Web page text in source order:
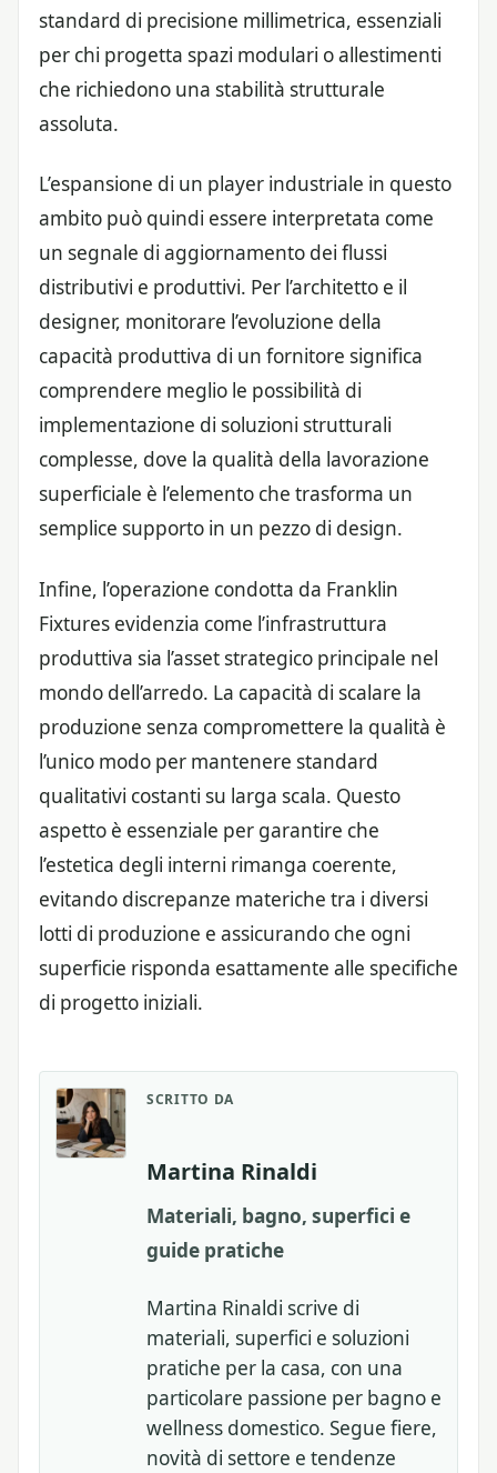
standard di precisione millimetrica, essenziali
per chi progetta spazi modulari o allestimenti
che richiedono una stabilità strutturale
assoluta.
L’espansione di un player industriale in questo
ambito può quindi essere interpretata come
un segnale di aggiornamento dei flussi
distributivi e produttivi. Per l’architetto e il
designer, monitorare l’evoluzione della
capacità produttiva di un fornitore significa
comprendere meglio le possibilità di
implementazione di soluzioni strutturali
complesse, dove la qualità della lavorazione
superficiale è l’elemento che trasforma un
semplice supporto in un pezzo di design.
Infine, l’operazione condotta da Franklin
Fixtures evidenzia come l’infrastruttura
produttiva sia l’asset strategico principale nel
mondo dell’arredo. La capacità di scalare la
produzione senza compromettere la qualità è
l’unico modo per mantenere standard
qualitativi costanti su larga scala. Questo
aspetto è essenziale per garantire che
l’estetica degli interni rimanga coerente,
evitando discrepanze materiche tra i diversi
lotti di produzione e assicurando che ogni
superficie risponda esattamente alle specifiche
di progetto iniziali.
SCRITTO DA
Martina Rinaldi
Materiali, bagno, superfici e
guide pratiche
Martina Rinaldi scrive di
materiali, superfici e soluzioni
pratiche per la casa, con una
particolare passione per bagno e
wellness domestico. Segue fiere,
novità di settore e tendenze